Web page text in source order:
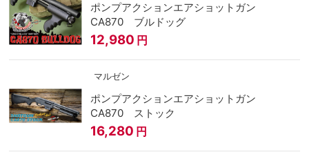
ポンプアクションエアショットガン
CA870 ブルドッグ
12,980 円
マルゼン
ポンプアクションエアショットガン
CA870 ストック
16,280 円